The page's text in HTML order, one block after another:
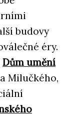
budovy
éry.
Dům umění
Milučkého,